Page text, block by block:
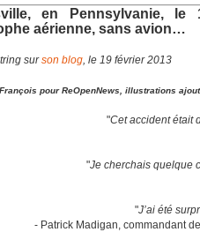
en Pennsylvanie,
aérienne, sans avion…
surson blog, le 19 février 2013
pour ReOpenNews, illustrations
"Cet accident était
"Je cherchais quelque
"J’ai été
- Patrick Madigan, commandant